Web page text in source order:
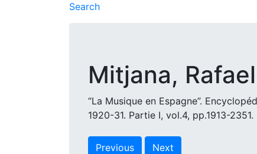
Search
Mitjana,
“La Musique en Espagne”.
1920-31. Partie I, vol.4, pp.1913-2351.
Previous Next